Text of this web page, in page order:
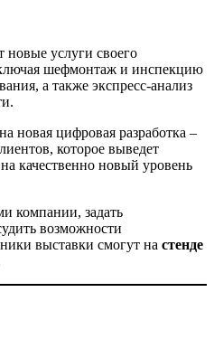
услуги своего
шефмонтаж и инспекцию
а также экспресс-анализ
новая цифровая разработка –
которое выведет
качественно новый уровень
компании, задать
возможности
выставки смогут на стенде